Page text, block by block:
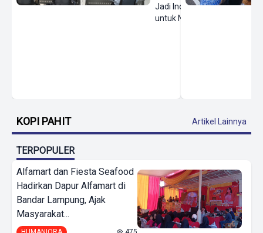
Jadi Inovasi
untuk Negeri
KOPI PAHIT Artikel Lainnya
TERPOPULER
Alfamart dan Fiesta Seafood
Hadirkan Dapur Alfamart di
Bandar Lampung, Ajak
Masyarakat...